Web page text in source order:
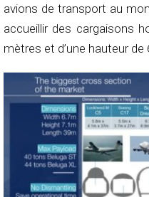
avions de transport au
accueillir des cargaisons
mètres et d’une hauteur de